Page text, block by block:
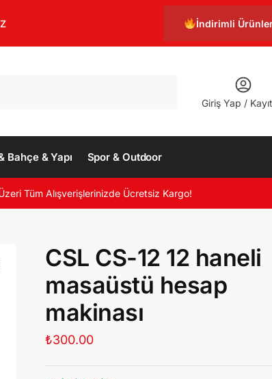
İndirimli
Giriş Yap /
Bahçe & Yapı Spor & Outdoor
Tüm Alışverişlerinizde Ücretsiz Kargo!
CSL CS-12 12 haneli
masaüstü hesap
makinası
₺300.00